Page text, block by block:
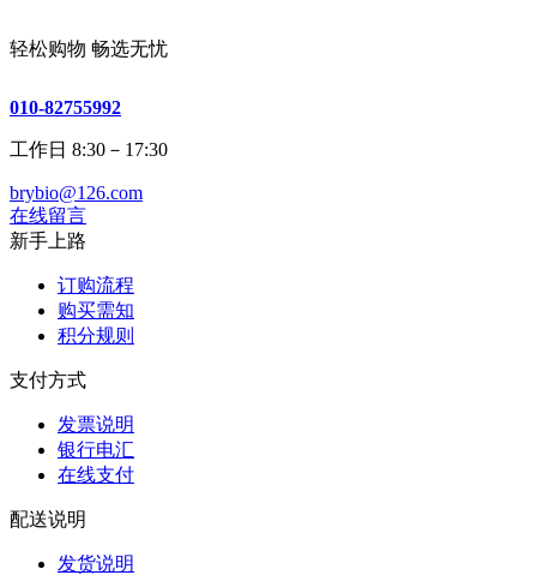
轻松购物 畅选无忧
010-82755992
工作日 8:30－17:30
brybio@126.com
在线留言
新手上路
订购流程
购买需知
积分规则
支付方式
发票说明
银行电汇
在线支付
配送说明
发货说明